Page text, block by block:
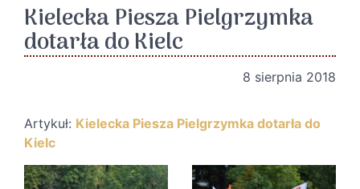
Kielecka Piesza Pielgrzymka
dotarła do Kielc
8 sierpnia 2018
Artykuł: Kielecka Piesza Pielgrzymka dotarła do
Kielc